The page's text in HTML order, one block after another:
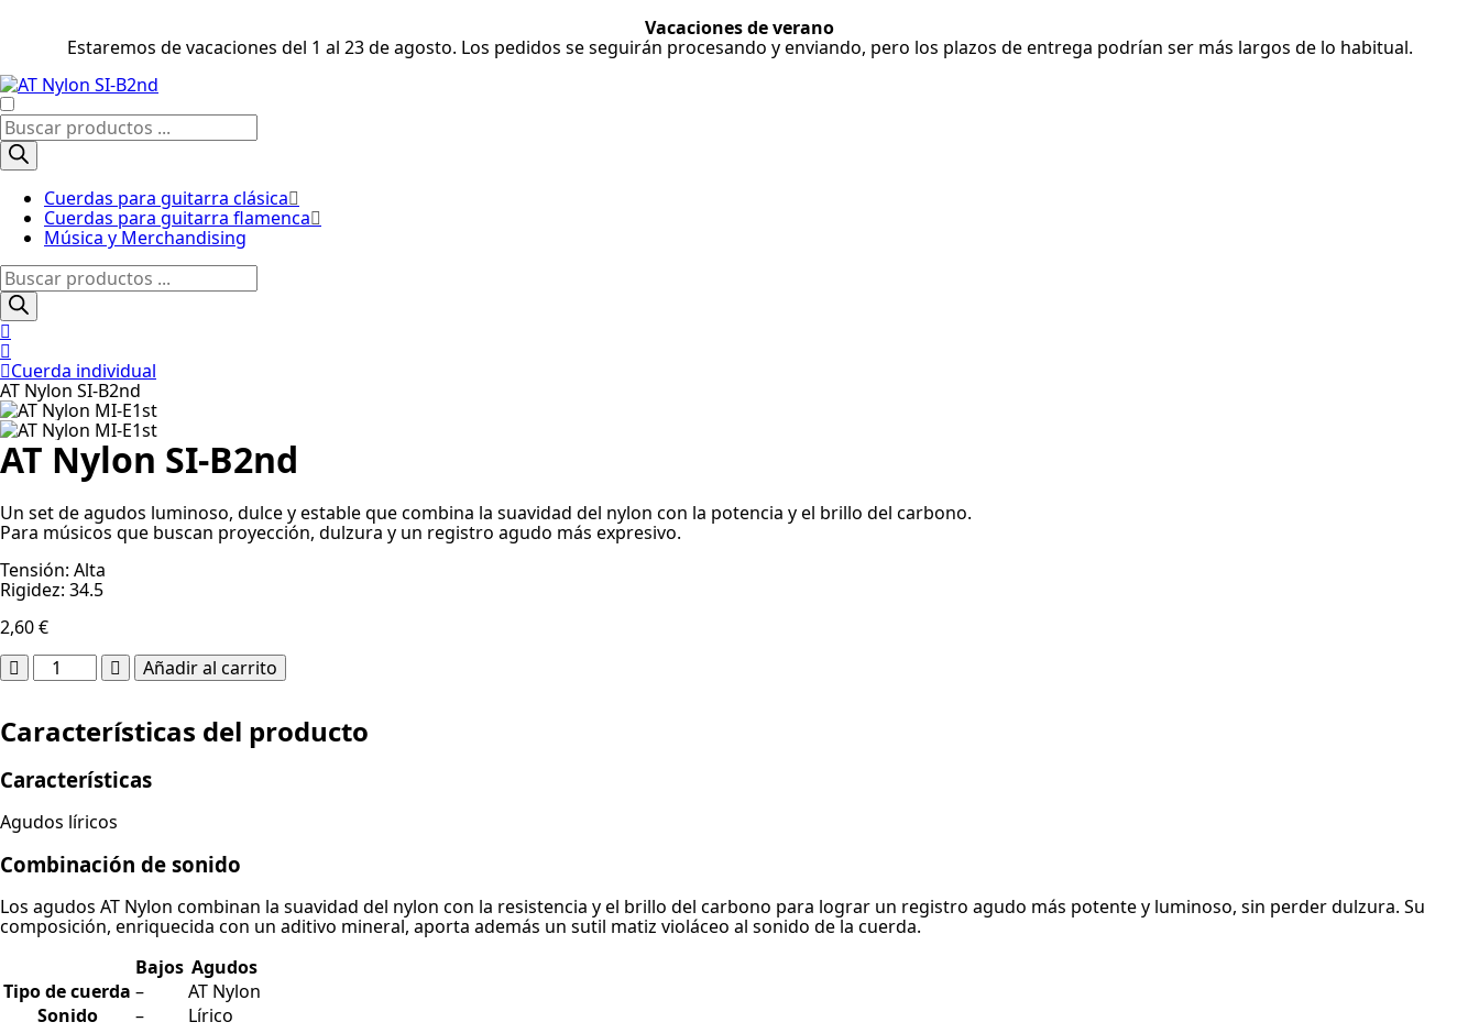
Vacaciones de verano
Estaremos de vacaciones del 1 al 23 de agosto. Los pedidos se seguirán procesando y enviando, pero los plazos de entrega podrían ser más largos de lo habitual.
Búsqueda
de
productos
Cuerdas para guitarra clásica
Cuerdas para guitarra flamenca
Música y Merchandising
Búsqueda
de
productos
Cuerda individual
AT Nylon SI-B2nd
AT Nylon SI-B2nd
Un set de agudos luminoso, dulce y estable que combina la suavidad del nylon con la potencia y el brillo del carbono.
Para músicos que buscan proyección, dulzura y un registro agudo más expresivo.
Tensión: Alta
Rigidez: 34.5
2,60€
AT
Nylon
B2nd
cantidad
Añadir al carrito
Características del producto
Características
Agudos líricos
Combinación de sonido
Los agudos AT Nylon combinan la suavidad del nylon con la resistencia y el brillo del carbono para lograr un registro agudo más potente y luminoso, sin perder dulzura. Su
composición, enriquecida con un aditivo mineral, aporta además un sutil matiz violáceo al sonido de la cuerda.
Bajos Agudos
Tipo de cuerda –
AT Nylon
Sonido
– Lírico